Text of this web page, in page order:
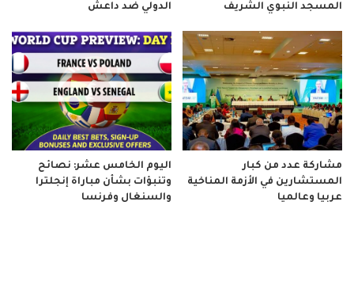
المسجد النبوي الشريف
الدولي ضد داعش
مشاركة عدد من كبار
المستشارين في الأزمة المناخية
عربيا وعالميا
اليوم الخامس عشر: نصائح
وتنبؤات بشأن مباراة إنجلترا
والسنغال وفرنسا